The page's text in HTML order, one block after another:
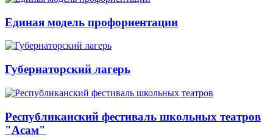
Единая модель профориентации
Губернаторский лагерь
Республиканский фестиваль школьных театров
"Асам"